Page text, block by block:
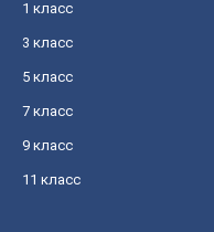
1 класс
3 класс
5 класс
7 класс
9 класс
11 класс